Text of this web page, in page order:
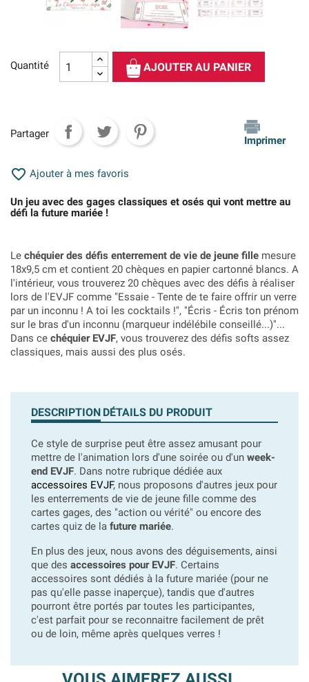
Quantité AJOUTER AU PANIER
Partager
Imprimer
 Ajouter à mes favoris
Un jeu avec des gages classiques et osés qui vont mettre au
défi la future mariée !
Le chéquier des défis enterrement de vie de jeune fille mesure
18x9,5 cm et contient 20 chèques en papier cartonné blancs. A
l'intérieur, vous trouverez 20 chèques avec des défis à réaliser
lors de l'EVJF comme "Essaie - Tente de te faire offrir un verre
par un inconnu ! A toi les cocktails !", "Écris - Écris ton prénom
sur le bras d'un inconnu (marqueur indélébile conseillé...)"...
Dans ce chéquier EVJF, vous trouverez des défis softs assez
classiques, mais aussi des plus osés.
DESCRIPTION DÉTAILS DU PRODUIT
Ce style de surprise peut être assez amusant pour
mettre de l'animation lors d'une soirée ou d'un week-
end EVJF. Dans notre rubrique dédiée aux
accessoires EVJF, nous proposons d'autres jeux pour
les enterrements de vie de jeune fille comme des
cartes gages, des "action ou vérité" ou encore des
cartes quiz de la future mariée.
En plus des jeux, nous avons des déguisements, ainsi
que des accessoires pour EVJF. Certains
accessoires sont dédiés à la future mariée (pour ne
pas qu'elle passe inaperçue), tandis que d'autres
pourront être portés par toutes les participantes,
c'est parfait pour se reconnaitre facilement de prêt
ou de loin, même après quelques verres !